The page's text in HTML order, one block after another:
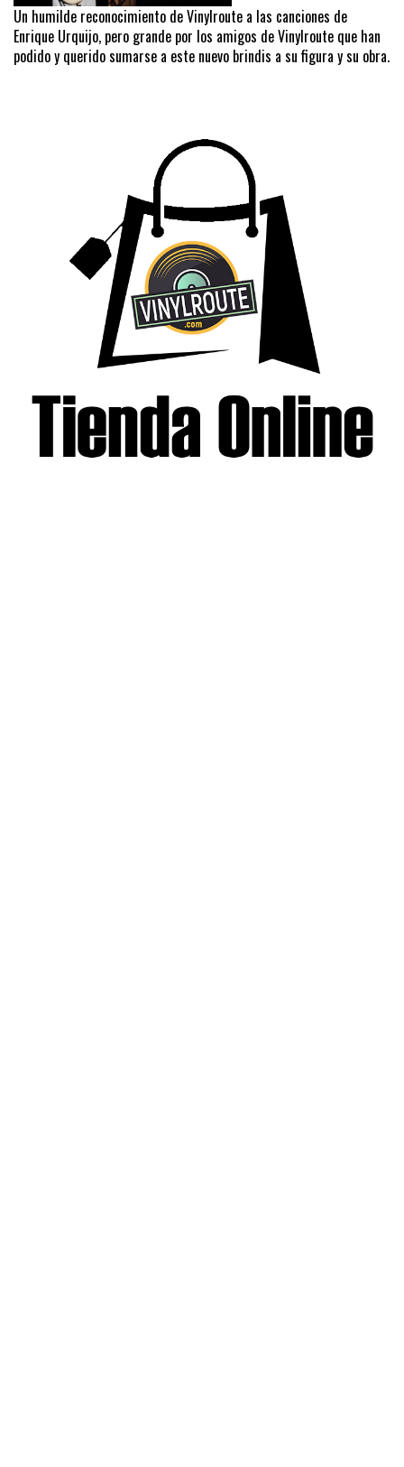
Un humilde reconocimiento de Vinylroute a las canciones de
Enrique Urquijo, pero grande por los amigos de Vinylroute que han
podido y querido sumarse a este nuevo brindis a su figura y su obra.